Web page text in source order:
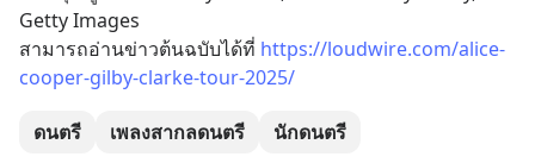
Getty Images
สามารถอ่านข่าวต้นฉบับได้ที่ https://loudwire.com/alice-
cooper-gilby-clarke-tour-2025/
ดนตรี เพลงสากลดนตรี นักดนตรี